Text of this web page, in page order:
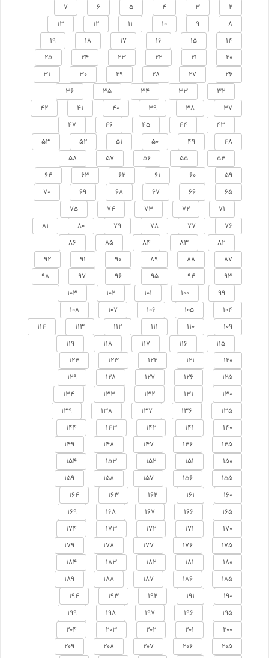
2
3
4
5
6
7
8
9
10
11
12
13
14
15
16
17
18
19
20
21
22
23
24
25
26
27
28
29
30
31
32
33
34
35
36
37
38
39
40
41
42
43
44
45
46
47
48
49
50
51
52
53
54
55
56
57
58
59
60
61
62
63
64
65
66
67
68
69
70
71
72
73
74
75
76
77
78
79
80
81
82
83
84
85
86
87
88
89
90
91
92
93
94
95
96
97
98
99
100
101
102
103
104
105
106
107
108
109
110
111
112
113
114
115
116
117
118
119
120
121
122
123
124
125
126
127
128
129
130
131
132
133
134
135
136
137
138
139
140
141
142
143
144
145
146
147
148
149
150
151
152
153
154
155
156
157
158
159
160
161
162
163
164
165
166
167
168
169
170
171
172
173
174
175
176
177
178
179
180
181
182
183
184
185
186
187
188
189
190
191
192
193
194
195
196
197
198
199
200
201
202
203
204
205
206
207
208
209